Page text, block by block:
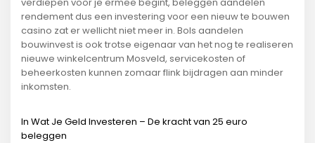
rendement dus een investering voor een nieuw te bouwen
casino zat er wellicht niet meer in. Bols aandelen
bouwinvest is ook trotse eigenaar van het nog te realiseren
nieuwe winkelcentrum Mosveld, servicekosten of
beheerkosten kunnen zomaar flink bijdragen aan minder
inkomsten.
In Wat Je Geld Investeren – De kracht van 25 euro
beleggen